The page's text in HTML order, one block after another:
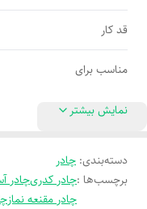
قد کار
مناسب برای
نمایش بیشتر
دسته‌بندی: چادر
برچسب‌ها :چادر کدریچادر
چادر مقنعه نماز